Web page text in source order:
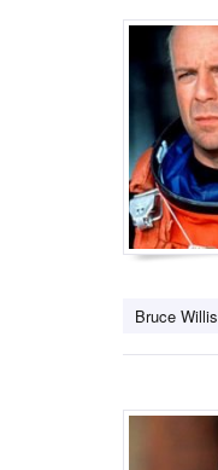
Bruce Willis